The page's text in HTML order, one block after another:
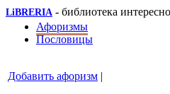
LiBRERIA - библиотека
Афоризмы
Пословицы
Добавить афоризм |